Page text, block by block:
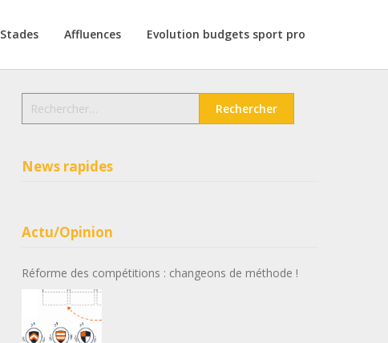
Stades Affluences Evolution budgets sport pro
Rechercher :
News rapides
Actu/Opinion
Réforme des compétitions : changeons de méthode !